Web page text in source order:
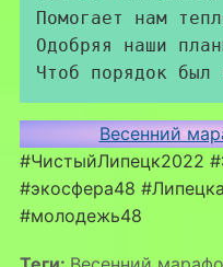
Помогает нам
Одобряя наши
Чтоб порядок был
Весенний
#ЧистыйЛипецк2022
#экосфера48
#молодежь48